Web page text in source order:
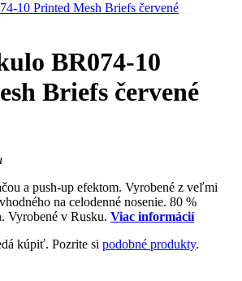
BR074-10
Briefs červené
a push-up efektom. Vyrobené z veľmi
na celodenné nosenie. 80 %
Vyrobené v Rusku. Viac informácií
kúpiť. Pozrite si podobné produkty.